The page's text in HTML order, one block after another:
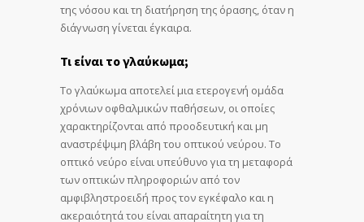
της νόσου και τη διατήρηση της όρασης, όταν η
διάγνωση γίνεται έγκαιρα.
Τι είναι το γλαύκωμα;
Το γλαύκωμα αποτελεί μια ετερογενή ομάδα
χρόνιων οφθαλμικών παθήσεων, οι οποίες
χαρακτηρίζονται από προοδευτική και μη
αναστρέψιμη βλάβη του οπτικού νεύρου. Το
οπτικό νεύρο είναι υπεύθυνο για τη μεταφορά
των οπτικών πληροφοριών από τον
αμφιβληστροειδή προς τον εγκέφαλο και η
ακεραιότητά του είναι απαραίτητη για τη